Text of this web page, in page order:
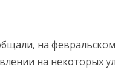
на
на некоторых